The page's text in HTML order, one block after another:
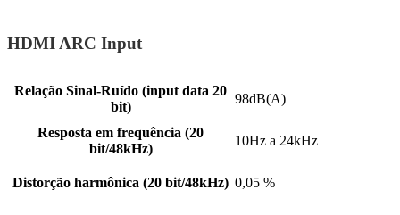
HDMI ARC Input
Relação Sinal-Ruído (input data 20
bit)
98dB(A)
Resposta em frequência (20
bit/48kHz)
10Hz a 24kHz
Distorção harmônica (20 bit/48kHz) 0,05 %